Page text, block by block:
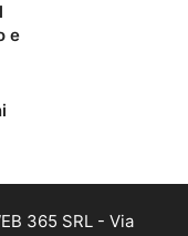
e
365 SRL - Via